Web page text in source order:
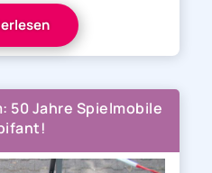
50 Jahre Spielmobile